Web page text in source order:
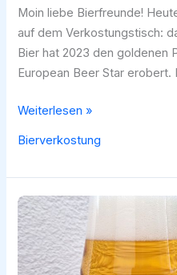
Moin liebe Bierfreunde!
auf dem Verkostungstisch:
Bier hat 2023 den goldenen
European Beer Star
Bierverkostung:
Weiterlesen »
Bierverkostung